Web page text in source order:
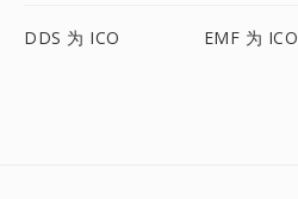
DDS 为 ICO EMF 为 ICO